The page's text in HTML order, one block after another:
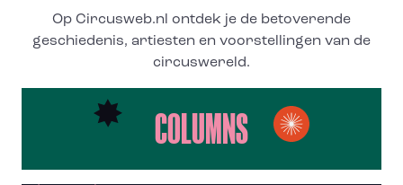
Op Circusweb.nl ontdek je de betoverende
geschiedenis, artiesten en voorstellingen van de
circuswereld.
COLUMNS